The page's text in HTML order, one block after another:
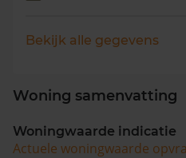
Bekijk alle gegevens
Woning samenvatting
Woningwaarde indicatie
Actuele woningwaarde